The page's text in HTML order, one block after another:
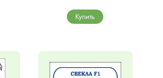
Купить